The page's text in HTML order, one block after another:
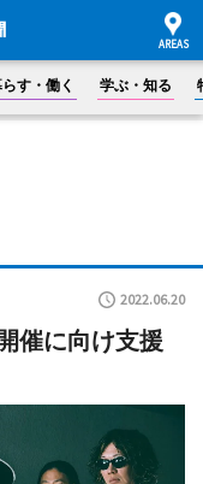
す・働く 学ぶ・知る
2022.06.20
催に向け支援